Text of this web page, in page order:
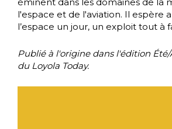
l'espace et de l'aviation. Il espère
l’espace un jour, un exploit tout à
Publié à l'origine dans l'édition
du Loyola Today.